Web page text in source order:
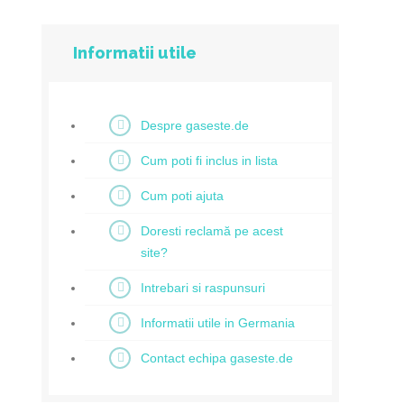
Informatii utile
Despre gaseste.de
Cum poti fi inclus in lista
Cum poti ajuta
Doresti reclamă pe acest
site?
Intrebari si raspunsuri
Informatii utile in Germania
Contact echipa gaseste.de